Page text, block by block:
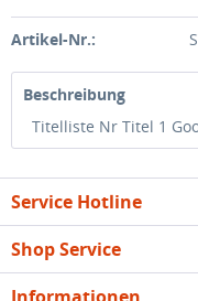
Artikel-Nr.:
Beschreibung
Titelliste Nr Titel 1
Service Hotline
Shop Service